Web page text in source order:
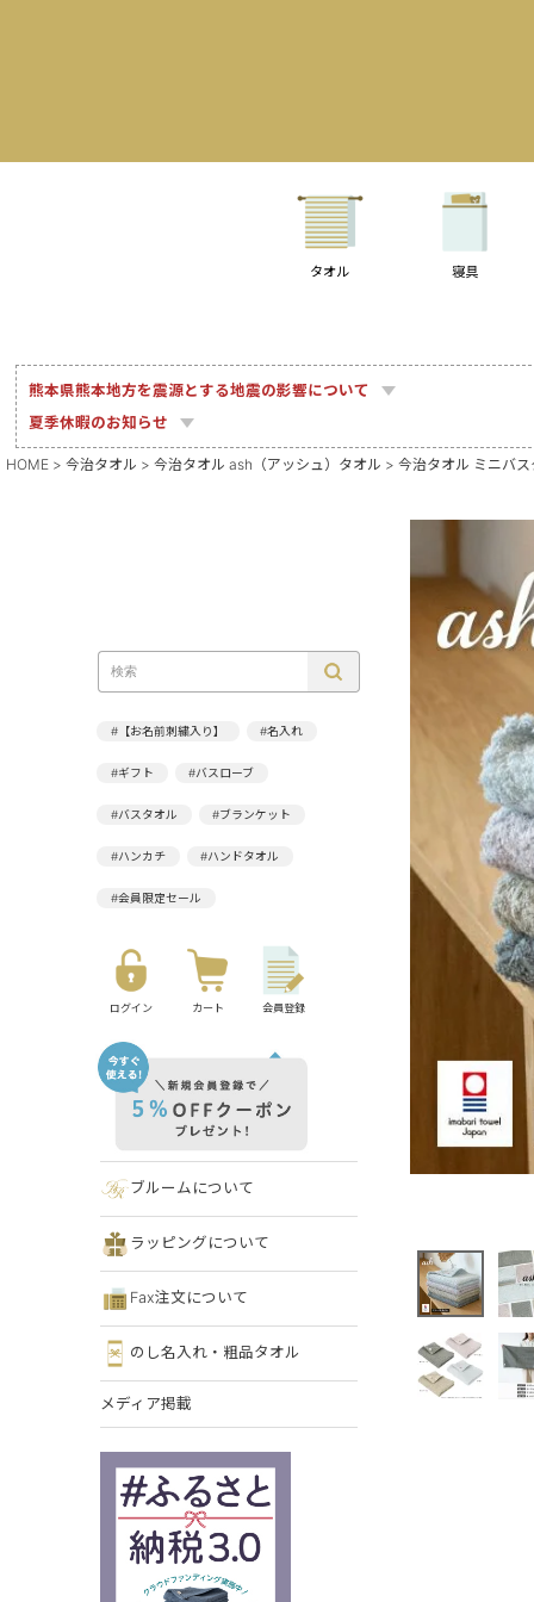
タオル 寝具
熊本県熊本地方を震源とする地震の影響について
夏季休暇のお知らせ
HOME 今治タオル 今治タオル ash（アッシュ）タオル 今治タオル ミニバ
#【お名前刺繍入り】 #名入れ
#ギフト #バスローブ
#バスタオル #ブランケット
#ハンカチ #ハンドタオル
#会員限定セール
ログイン カート 会員登録
ブルームについて
ラッピングについて
Fax注文について
のし名入れ・粗品タオル
メディア掲載